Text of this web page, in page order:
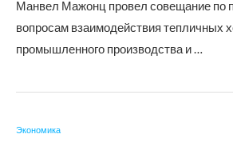
Манвел Мажонц провел совещание по
вопросам взаимодействия тепличных
промышленного производства и …
Экономика